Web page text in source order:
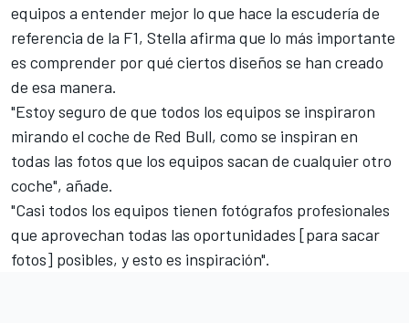
equipos a entender mejor lo que hace la escudería de
referencia de la F1, Stella afirma que lo más importante
es comprender por qué ciertos diseños se han creado
de esa manera.
"Estoy seguro de que todos los equipos se inspiraron
mirando el coche de Red Bull, como se inspiran en
todas las fotos que los equipos sacan de cualquier otro
coche", añade.
"Casi todos los equipos tienen fotógrafos profesionales
que aprovechan todas las oportunidades [para sacar
fotos] posibles, y esto es inspiración".